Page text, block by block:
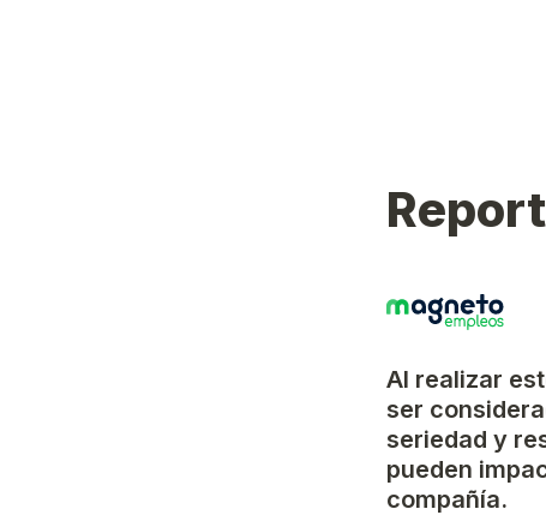
Al realizar
ser
seriedad y
pueden
compañía.